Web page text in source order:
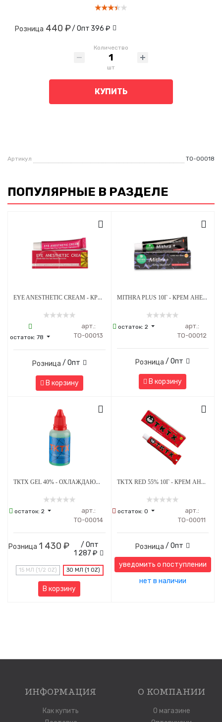
Розница 440 ₽/ Опт 396 ₽
Количество
шт
КУПИТЬ
Артикул ТО-00018
ПОПУЛЯРНЫЕ В РАЗДЕЛЕ
EYE ANESTHETIC CREAM - КРЕМ АНЕСТЕТИК ДЛЯ КОЖИ ВОКРУГ ГЛАЗ - 10 Г
остаток:78
арт.:
ТО-00013
Розница / Опт
В корзину
MITHRA PLUS 10Г - КРЕМ АНЕСТЕТИК
остаток: 2
арт.:
ТО-00012
Розница / Опт
В корзину
ТКТХ GEL 40% - ОХЛАЖДАЮЩИЙ ГЕЛЬ ВТОРИЧНЫЙ
остаток:2
арт.:
ТО-00014
Розница 1 430 ₽
/ Опт
1 287 ₽
15 МЛ (1/2 OZ) 30 МЛ (1 OZ)
В корзину
TKTX RED 55% 10Г - КРЕМ АНЕСТЕТИК
остаток:0
арт.:
ТО-00011
Розница / Опт
уведомить о поступлении
нет в наличии
ИНФОРМАЦИЯ
Как купить
О КОМПАНИИ
О магазине